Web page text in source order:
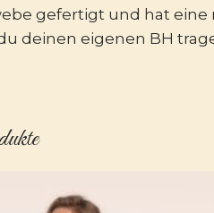
gefertigt und hat
deinen eigenen BH